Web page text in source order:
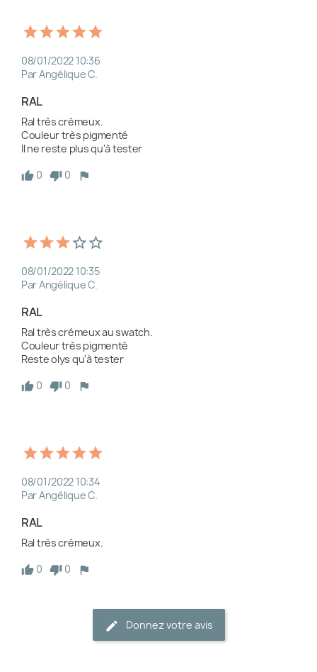
08/01/2022 10:36
Par Angélique C.
RAL
Ral très crémeux.
Couleur très pigmenté
Il ne reste plus qu'à tester
0
0
08/01/2022 10:35
Par Angélique C.
RAL
Ral très crémeux au swatch.
Couleur très pigmenté
Reste olys qu'à tester
0
0
08/01/2022 10:34
Par Angélique C.
RAL
0
0
Donnez votre avis